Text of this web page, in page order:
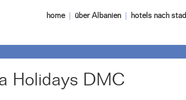
home über Albanien hotels nach
Holidays DMC